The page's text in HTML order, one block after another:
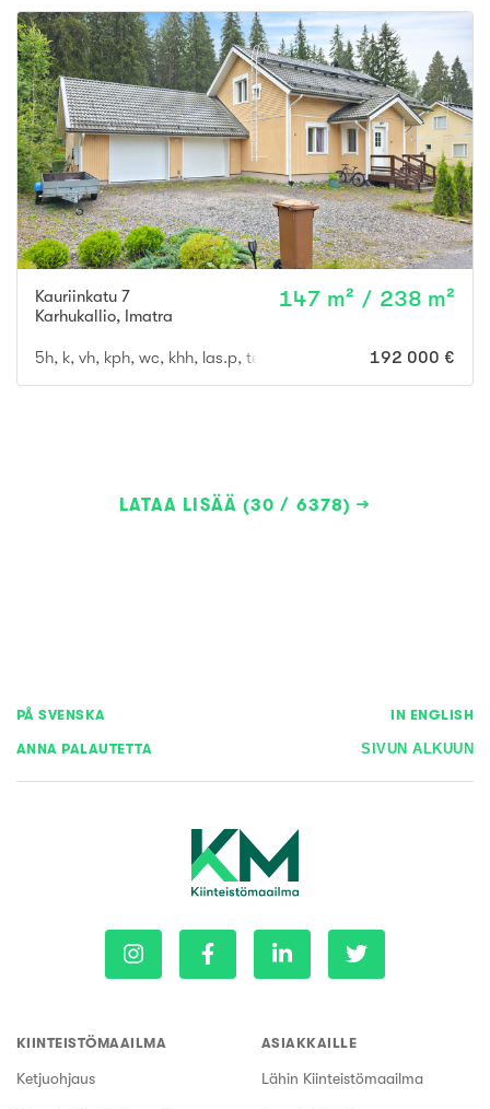
Kauriinkatu 7
Karhukallio, Imatra
147 m² / 238 m²
5h, k, vh, kph, wc, khh, las.p, terassi, var, at 192 000 €
LATAA LISÄÄ (30 / 6378)
PÅ SVENSKA IN ENGLISH
ANNA PALAUTETTA SIVUN ALKUUN
KIINTEISTÖMAAILMA
Ketjuohjaus
ASIAKKAILLE
Lähin Kiinteistömaailma